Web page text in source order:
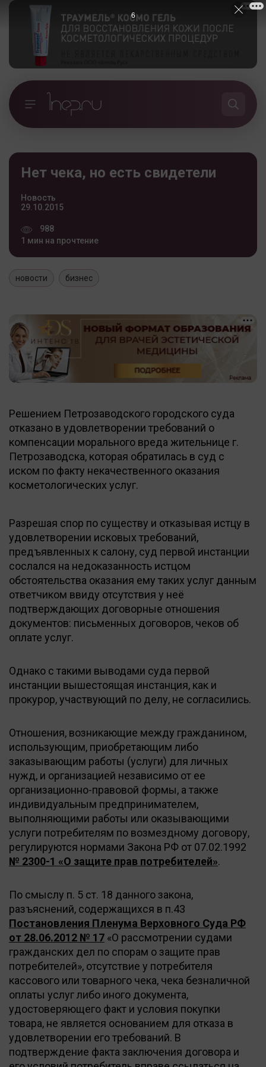
Нет чека, но есть свидетели
Новость
29.10.2015
988
1 мин на прочтение
новости бизнес
Решением Петрозаводского городского суда
отказано в удовлетворении требований о
компенсации морального вреда жительнице г.
Петрозаводска, которая обратилась в суд с
иском по факту некачественного оказания
косметологических услуг.
Разрешая спор по существу и отказывая истцу в
удовлетворении исковых требований,
предъявленных к салону, суд первой инстанции
сослался на недоказанность истцом
обстоятельства оказания ему таких услуг данным
ответчиком ввиду отсутствия у неё
подтверждающих договорные отношения
документов: письменных договоров, чеков об
оплате услуг.
Однако с такими выводами суда первой
инстанции вышестоящая инстанция, как и
прокурор, участвующий по делу, не согласились.
Отношения, возникающие между гражданином,
использующим, приобретающим либо
заказывающим работы (услуги) для личных
нужд, и организацией независимо от ее
организационно-правовой формы, а также
индивидуальным предпринимателем,
выполняющими работы или оказывающими
услуги потребителям по возмездному договору,
регулируются нормами Закона РФ от 07.02.1992
№ 2300-1 «О защите прав потребителей».
По смыслу п. 5 ст. 18 данного закона,
разъяснений, содержащихся в п.43
Постановления Пленума Верховного Суда РФ
от 28.06.2012 № 17 «О рассмотрении судами
гражданских дел по спорам о защите прав
потребителей», отсутствие у потребителя
кассового или товарного чека, чека безналичной
оплаты услуг либо иного документа,
удостоверяющего факт и условия покупки
товара, не является основанием для отказа в
удовлетворении его требований. В
подтверждение факта заключения договора и
5